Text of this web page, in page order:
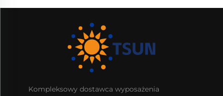
Kompleksowy dostawca wyposażenia